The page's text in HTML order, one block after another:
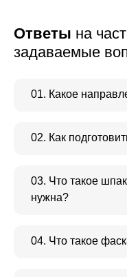
Ответы на
задаваемые
01. Какое
02. Как
03. Что такое
нужна?
04. Что такое